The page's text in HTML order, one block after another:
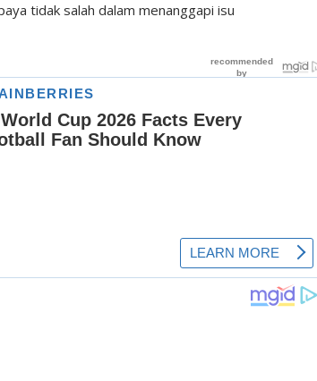
tidak salah dalam menanggapi isu